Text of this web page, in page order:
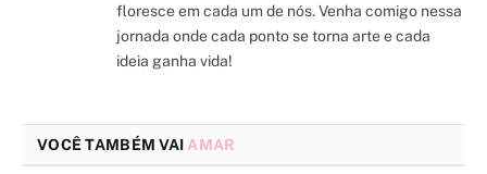
floresce em cada um de nós. Venha comigo nessa
jornada onde cada ponto se torna arte e cada
ideia ganha vida!
VOCÊ TAMBÉM VAIAMAR